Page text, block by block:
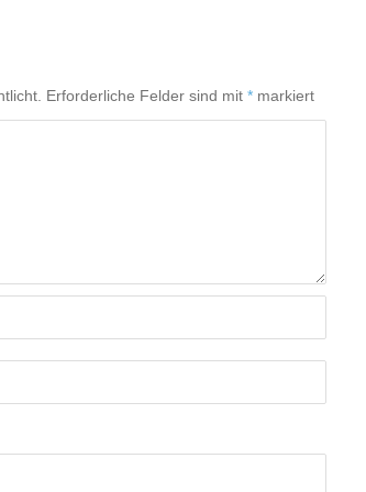
Erforderliche Felder sind mit * markiert